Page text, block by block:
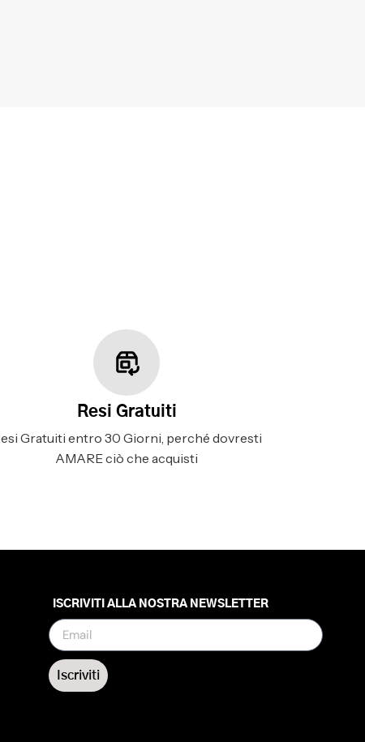
Resi Gratuiti
Gratuiti entro 30 Giorni, perché dovresti
AMARE ciò che acquisti
ISCRIVITI ALLA NOSTRA NEWSLETTER
Iscriviti